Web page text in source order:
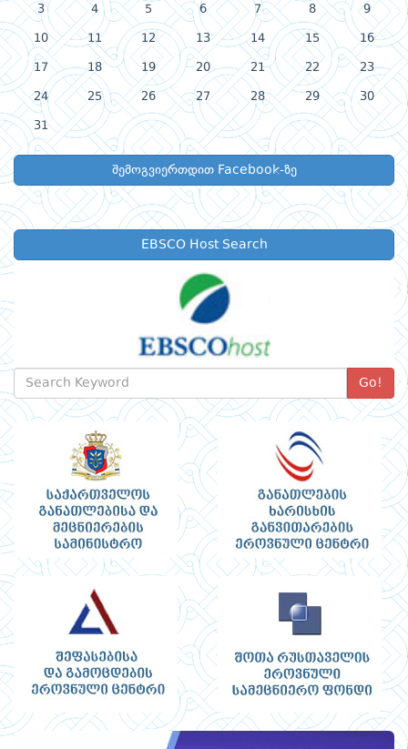
3 4 5 6 7 8 9
10 11 12 13 14 15 16
17 18 19 20 21 22 23
24 25 26 27 28 29 30
31
შემოგვიერთდით Facebook-ზე
EBSCO Host Search
Go!